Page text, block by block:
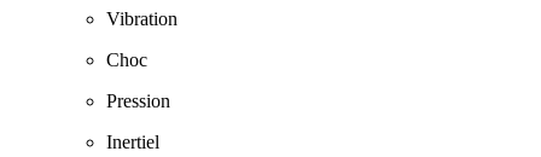
Vibration
Choc
Pression
Inertiel